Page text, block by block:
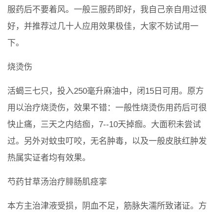
服药后不要着风。一般三服药即好，我自己亲自用过很
好，并推荐过几十人应用效果极佳，大家不妨试用一
下。
烧烫伤
活蝎三七只，投入250毫升麻油中，闭15日可用。原方
用以治疗烧烫伤，效果不错：一般性烧烫伤用药后可很
快止痛，三天之内结痂，7--10天掉痂。大面积未尝试
过。另外对蚊虫叮咬，无名肿毒，以及一般皮肤红肿发
热属实证者均有效果。
芍药甘草汤治疗腓肠肌痉挛
本方主治津液受损，阴血不足，筋脉失濡所致诸证。方